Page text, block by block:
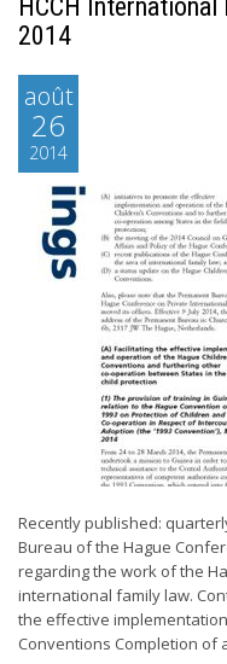
HCCH
2014
août
26
2014
Recently published:
Bureau of the Hague
regarding the work of the
international family law.
the effective
Conventions Completion of